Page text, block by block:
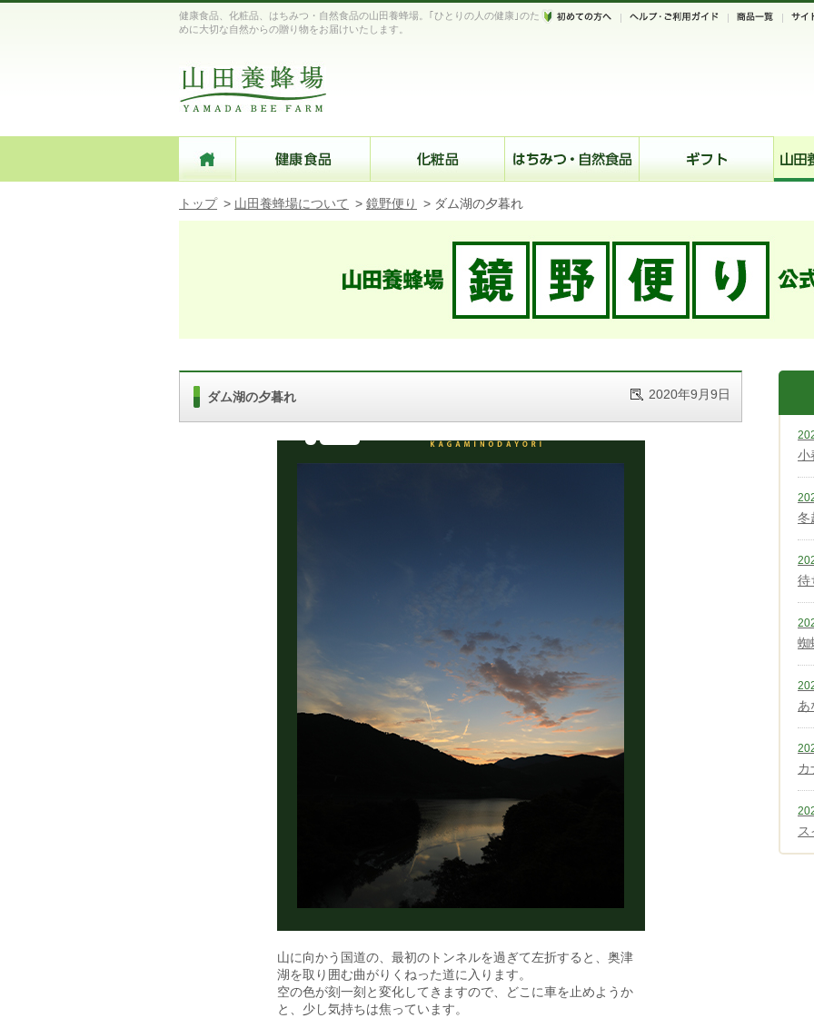
健康食品、化粧品、はちみつ・自然食品の山田養蜂場。｢ひとりの人の健康｣のた
めに大切な自然からの贈り物をお届けいたします。
トップ > 山田養蜂場について > 鏡野便り > ダム湖の夕暮れ
ダム湖の夕暮れ 2020年9月9日
山に向かう国道の、最初のトンネルを過ぎて左折すると、奥津
湖を取り囲む曲がりくねった道に入ります。
空の色が刻一刻と変化してきますので、どこに車を止めようか
と、少し気持ちは焦っています。
小
冬
待
蜘
あ
カ